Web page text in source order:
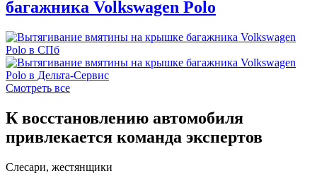
багажника Volkswagen Polo
Смотреть все
К восстановлению автомобиля
привлекается команда экспертов
Слесари, жестянщики